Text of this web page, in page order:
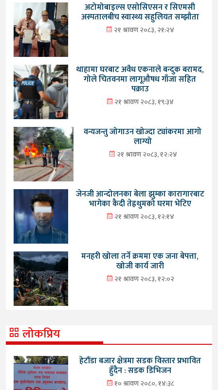
अटोमोबाइल्स एसोसिएसन र सिएमसी
अस्पतालबीच स्वास्थ्य सहुलियत सम्झौता
२१ श्रावण २०८३, २१:२४
थाहामा घरबाट अवैध एकनाले बन्दुक बरामद,
गोले चितवनमा लागूऔषध गाँजा सहित
पक्राउ
२१ श्रावण २०८३, १९:३४
वन्यजन्तु जोगाउन खोज्दा ट्यांकरमा आगो
लाग्यो
२१ श्रावण २०८३, १२:२४
जेनजी आन्दोलनका बेला झुम्का कारागारबाट
भागेका कैदी तेह्रथुमको घरमा भेटिए
२१ श्रावण २०८३, १२:१४
मनहरी खोला तर्ने क्रममा एक जना बेपत्ता,
खोजी कार्य जारी
२१ श्रावण २०८३, १२:०२
लोकप्रिय
हेटौंडा बजार क्षेत्रमा सडक विस्तार प्रभावित
हुँदैन : सडक डिभिजन
१० श्रावण २०८०, १४:३८